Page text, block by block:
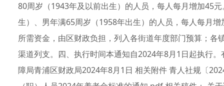
80周岁（1943年及以前出生）的人员，每人每月增加45
生）、男年满65周岁（1958年出生）的人员，每人每月
所需资金，由区财政负担，列入各街道年度部门预算；
渠道列支。四、执行时间本通知自2024年8月1日起执行
障局青浦区财政局2024年8月1日 相关附件 青人社规〔